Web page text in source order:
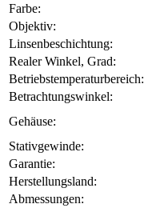
Farbe:
Objektiv:
Linsenbeschichtung:
Realer Winkel, Grad:
Betriebstemperaturbereich:
Betrachtungswinkel:
Gehäuse:
Stativgewinde:
Garantie:
Herstellungsland:
Abmessungen: